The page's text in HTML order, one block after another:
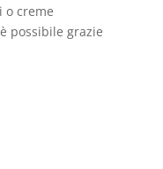
o creme
possibile grazie